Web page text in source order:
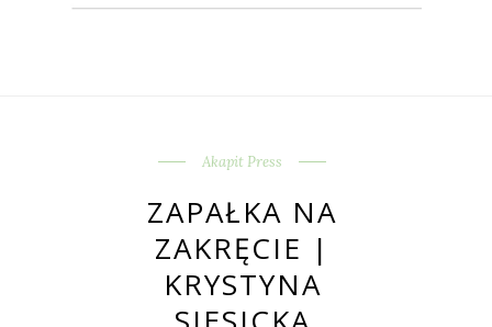
Akapit Press
ZAPAŁKA NA
ZAKRĘCIE |
KRYSTYNA